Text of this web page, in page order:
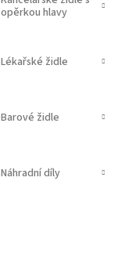
opěrkou hlavy
Lékařské židle
Barové židle
Náhradní díly